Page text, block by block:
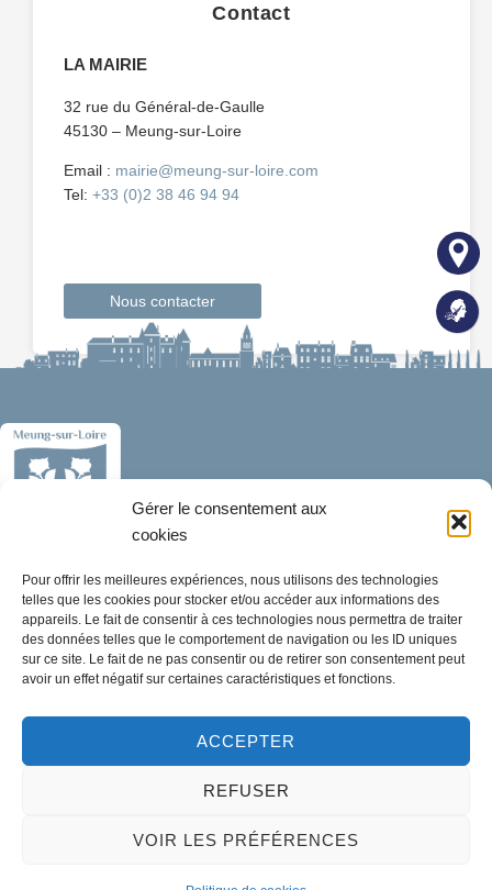
Gérer le consentement aux
cookies
Pour offrir les meilleures expériences, nous utilisons des technologies
telles que les cookies pour stocker et/ou accéder aux informations des
appareils. Le fait de consentir à ces technologies nous permettra de traiter
des données telles que le comportement de navigation ou les ID uniques
sur ce site. Le fait de ne pas consentir ou de retirer son consentement peut
avoir un effet négatif sur certaines caractéristiques et fonctions.
ACCEPTER
REFUSER
VOIR LES PRÉFÉRENCES
Contact
LA MAIRIE
32 rue du Général-de-Gaulle
45130 – Meung-sur-Loire
Email : mairie@meung-sur-loire.com
Tel: +33 (0)2 38 46 94 94
Nous contacter
Mairie de Meung-sur-Loire
Mairie,
32 rue du Général de Gaulle,
45130 Meung-sur-Loire
02 38 46 94 94
mairie@meung-sur-loire.com
Mardi :14h00 à 17h30
Mercredi à vendredi :